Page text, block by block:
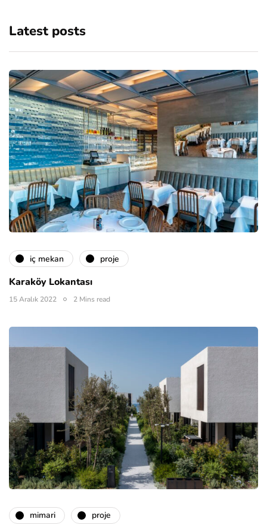
Latest posts
i̇ç mekan proje
Karaköy Lokantası
15 Aralık 2022 2 Mins read
mimari proje